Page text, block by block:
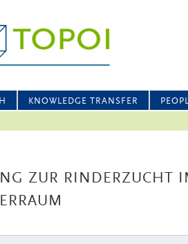
KNOWLEDGE TRANSFER
ZUR RINDERZUCHT